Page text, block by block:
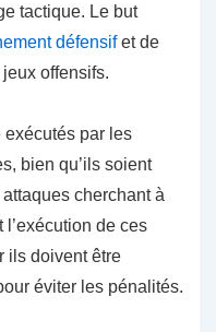
tactique. Le but
défensifet de
offensifs.
par les
bien qu’ils soient
cherchant à
l’exécution de ces
ils doivent être
éviter les pénalités.